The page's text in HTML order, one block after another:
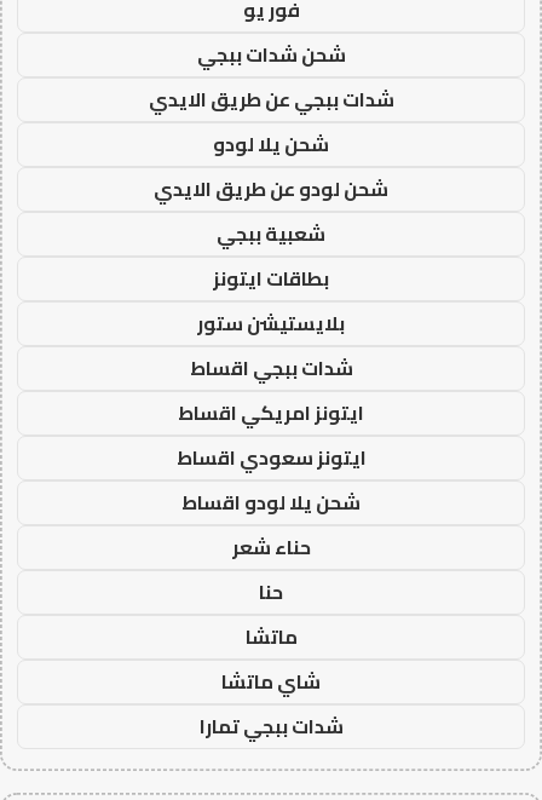
فور يو
شحن شدات ببجي
شدات ببجي عن طريق الايدي
شحن يلا لودو
شحن لودو عن طريق الايدي
شعبية ببجي
بطاقات ايتونز
بلايستيشن ستور
شدات ببجي اقساط
ايتونز امريكي اقساط
ايتونز سعودي اقساط
شحن يلا لودو اقساط
حناء شعر
حنا
ماتشا
شاي ماتشا
شدات ببجي تمارا